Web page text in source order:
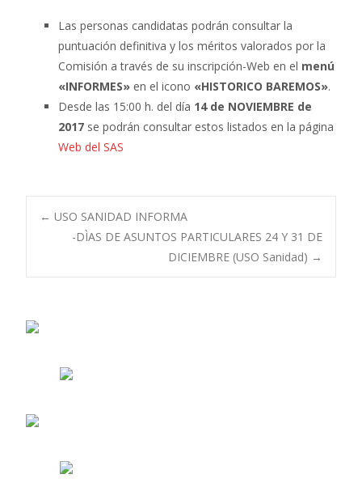
Las personas candidatas podrán consultar la
puntuación definitiva y los méritos valorados por la
Comisión a través de su inscripción-Web en el menú
«INFORMES» en el icono «HISTORICO BAREMOS».
Desde las 15:00 h. del día 14 de NOVIEMBRE de
2017 se podrán consultar estos listados en la página
Web del SAS
Navegación
de
← USO SANIDAD INFORMA
-DÌAS DE ASUNTOS PARTICULARES 24 Y 31 DE
DICIEMBRE (USO Sanidad) →